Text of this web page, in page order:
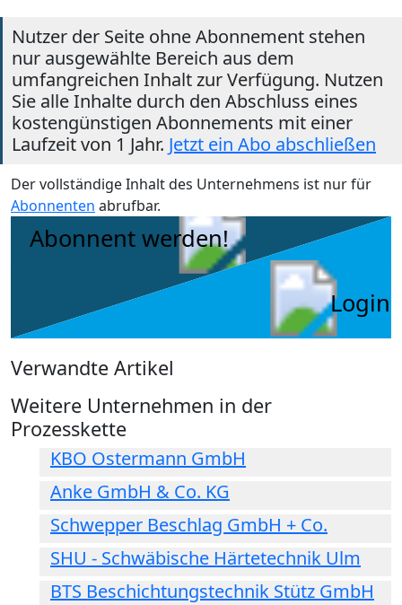
Nutzer der Seite ohne Abonnement stehen
nur ausgewählte Bereich aus dem
umfangreichen Inhalt zur Verfügung. Nutzen
Sie alle Inhalte durch den Abschluss eines
kostengünstigen Abonnements mit einer
Laufzeit von 1 Jahr. Jetzt ein Abo abschließen
Der vollständige Inhalt des Unternehmens ist nur für
Abonnenten abrufbar.
Abonnent werden!
Login
Verwandte Artikel
Weitere Unternehmen in der
Prozesskette
KBO Ostermann GmbH
Anke GmbH & Co. KG
Schwepper Beschlag GmbH + Co.
SHU - Schwäbische Härtetechnik Ulm
BTS Beschichtungstechnik Stütz GmbH